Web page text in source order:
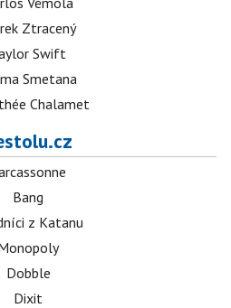
Ztracený
Swift
Smetana
Chalamet
Bang
z Katanu
Dobble
Dixit